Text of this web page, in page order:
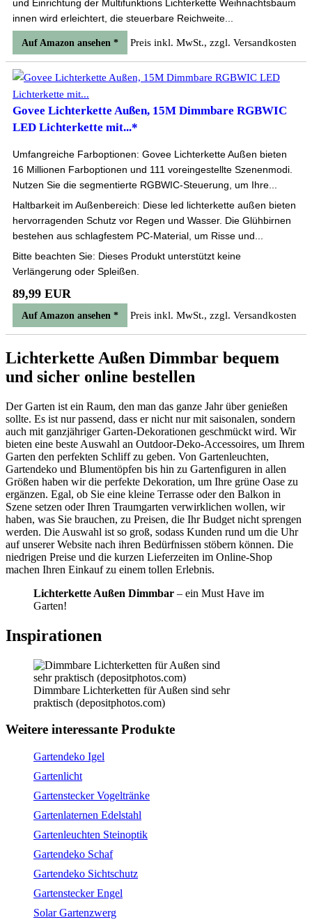
und Einrichtung der Multifunktions Lichterkette Weihnachtsbaum
innen wird erleichtert, die steuerbare Reichweite...
Auf Amazon ansehen * Preis inkl. MwSt., zzgl. Versandkosten
Govee Lichterkette Außen, 15M Dimmbare RGBWIC
LED Lichterkette mit...*
Umfangreiche Farboptionen: Govee Lichterkette Außen bieten
16 Millionen Farboptionen und 111 voreingestellte Szenenmodi.
Nutzen Sie die segmentierte RGBWIC-Steuerung, um Ihre...
Haltbarkeit im Außenbereich: Diese led lichterkette außen bieten
hervorragenden Schutz vor Regen und Wasser. Die Glühbirnen
bestehen aus schlagfestem PC-Material, um Risse und...
Bitte beachten Sie: Dieses Produkt unterstützt keine
Verlängerung oder Spleißen.
89,99 EUR
Auf Amazon ansehen * Preis inkl. MwSt., zzgl. Versandkosten
Lichterkette Außen Dimmbar bequem
und sicher online bestellen
Der Garten ist ein Raum, den man das ganze Jahr über genießen
sollte. Es ist nur passend, dass er nicht nur mit saisonalen, sondern
auch mit ganzjähriger Garten-Dekorationen geschmückt wird. Wir
bieten eine beste Auswahl an Outdoor-Deko-Accessoires, um Ihrem
Garten den perfekten Schliff zu geben. Von Gartenleuchten,
Gartendeko und Blumentöpfen bis hin zu Gartenfiguren in allen
Größen haben wir die perfekte Dekoration, um Ihre grüne Oase zu
ergänzen. Egal, ob Sie eine kleine Terrasse oder den Balkon in
Szene setzen oder Ihren Traumgarten verwirklichen wollen, wir
haben, was Sie brauchen, zu Preisen, die Ihr Budget nicht sprengen
werden. Die Auswahl ist so groß, sodass Kunden rund um die Uhr
auf unserer Website nach ihren Bedürfnissen stöbern können. Die
niedrigen Preise und die kurzen Lieferzeiten im Online-Shop
machen Ihren Einkauf zu einem tollen Erlebnis.
Lichterkette Außen Dimmbar – ein Must Have im
Garten!
Inspirationen
Dimmbare Lichterketten für Außen sind sehr
praktisch (depositphotos.com)
Weitere interessante Produkte
Gartendeko Igel
Gartenlicht
Gartenstecker Vogeltränke
Gartenlaternen Edelstahl
Gartenleuchten Steinoptik
Gartendeko Schaf
Gartendeko Sichtschutz
Gartenstecker Engel
Solar Gartenzwerg